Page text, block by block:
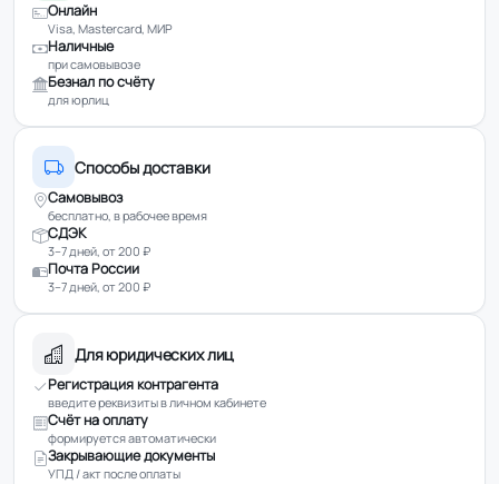
Онлайн
Visa, Mastercard, МИР
Наличные
при самовывозе
Безнал по счёту
для юрлиц
Способы доставки
Самовывоз
бесплатно, в рабочее время
СДЭК
3–7 дней, от 200 ₽
Почта России
3–7 дней, от 200 ₽
Для юридических лиц
Регистрация контрагента
введите реквизиты в личном кабинете
Счёт на оплату
формируется автоматически
Закрывающие документы
УПД / акт после оплаты